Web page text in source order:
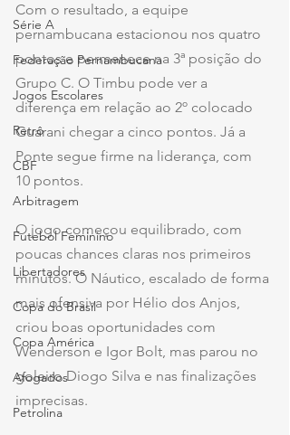
Série A
Federação Pernambucana
Jogos Escolares
Retrô
CBF
Arbitragem
Futebol Feminino
Libertadores
Copa do Brasil
Copa América
Afogados
Petrolina
Com o resultado, a equipe
pernambucana estacionou nos quatro
pontos e permanece na 3ª posição do
Grupo C. O Timbu pode ver a
diferença em relação ao 2º colocado
Guarani chegar a cinco pontos. Já a
Ponte segue firme na liderança, com
10 pontos.
O jogo começou equilibrado, com
poucas chances claras nos primeiros
minutos. O Náutico, escalado de forma
mais ofensiva por Hélio dos Anjos,
criou boas oportunidades com
Wenderson e Igor Bolt, mas parou no
goleiro Diogo Silva e nas finalizações
imprecisas.